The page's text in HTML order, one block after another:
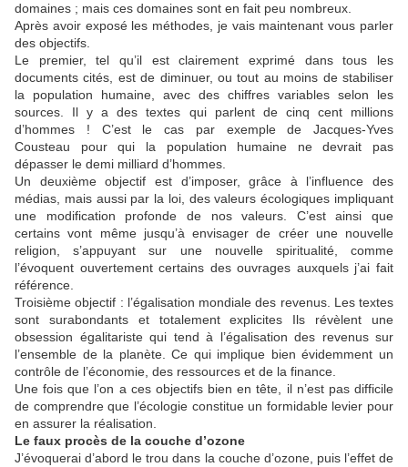
domaines ; mais ces domaines sont en fait peu nombreux.
Après avoir exposé les méthodes, je vais maintenant vous parler
des objectifs.
Le premier, tel qu’il est clairement exprimé dans tous les
documents cités, est de diminuer, ou tout au moins de stabiliser
la population humaine, avec des chiffres variables selon les
sources. Il y a des textes qui parlent de cinq cent millions
d’hommes ! C’est le cas par exemple de Jacques-Yves
Cousteau pour qui la population humaine ne devrait pas
dépasser le demi milliard d’hommes.
Un deuxième objectif est d’imposer, grâce à l’influence des
médias, mais aussi par la loi, des valeurs écologiques impliquant
une modification profonde de nos valeurs. C’est ainsi que
certains vont même jusqu’à envisager de créer une nouvelle
religion, s’appuyant sur une nouvelle spiritualité, comme
l’évoquent ouvertement certains des ouvrages auxquels j’ai fait
référence.
Troisième objectif : l’égalisation mondiale des revenus. Les textes
sont surabondants et totalement explicites Ils révèlent une
obsession égalitariste qui tend à l’égalisation des revenus sur
l’ensemble de la planète. Ce qui implique bien évidemment un
contrôle de l’économie, des ressources et de la finance.
Une fois que l’on a ces objectifs bien en tête, il n’est pas difficile
de comprendre que l’écologie constitue un formidable levier pour
en assurer la réalisation.
Le faux procès de la couche d’ozone
J’évoquerai d’abord le trou dans la couche d’ozone, puis l’effet de